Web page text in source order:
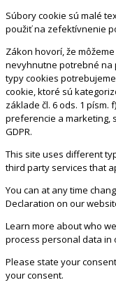
Súbory cookie sú malé
použiť na zefektívnenie
Zákon hovorí, že
nevyhnutne potrebné na
typy cookies
cookie, ktoré sú
základe čl. 6 ods. 1 písm.
preferencie a marketing,
GDPR.
This site uses different
third party services that
You can at any time
Declaration on our
Learn more about who
process personal data in
Please state your
your consent.